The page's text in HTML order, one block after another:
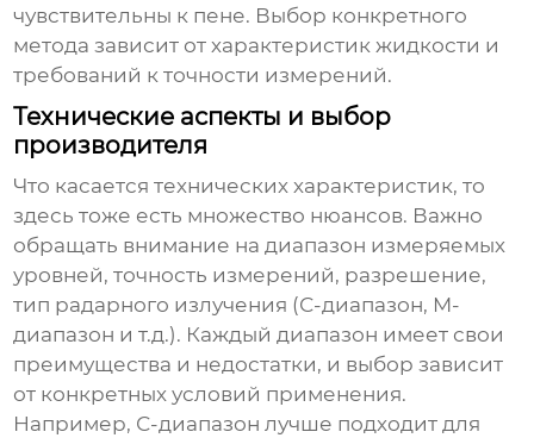
чувствительны к пене. Выбор конкретного
метода зависит от характеристик жидкости и
требований к точности измерений.
Технические аспекты и выбор
производителя
Что касается технических характеристик, то
здесь тоже есть множество нюансов. Важно
обращать внимание на диапазон измеряемых
уровней, точность измерений, разрешение,
тип радарного излучения (С-диапазон, M-
диапазон и т.д.). Каждый диапазон имеет свои
преимущества и недостатки, и выбор зависит
от конкретных условий применения.
Например, С-диапазон лучше подходит для